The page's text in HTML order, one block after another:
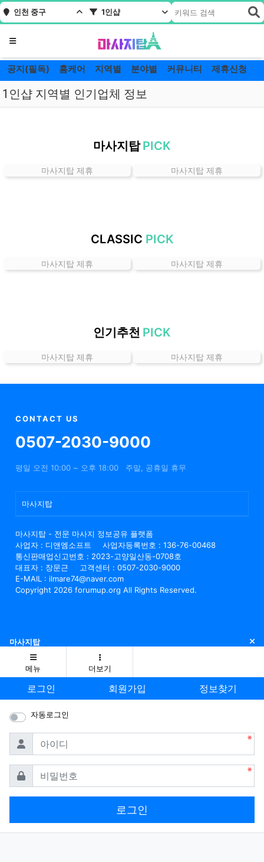
인천 중구 1인샵
메뉴
공지(필독) 홈케어 지역별 분야별 커뮤니티 제휴신청
1인샵 지역별 인기업체 정보
가
정
샵
마사지탑 PICK
마사지탑 제휴 마사지탑 제휴
CLASSIC PICK
마사지탑 제휴 마사지탑 제휴
인기추천 PICK
마사지탑 제휴 마사지탑 제휴
CONTACT US
0507-2030-9000
평일 오전 10:00 ~ 오후 18:00 주말, 공휴일 휴무
마사지탑
마사지탑 - 전문 마사지 정보공유 플랫폼
사업자 : 디앤엠소프트
사업자등록번호 : 136-76-00468
통신판매업신고번호 : 2023-고양일산동-0708호
대표자 : 장문근
고객센터 : 0507-2030-9000
E-MAIL : ilmare74@naver.com
Copyright 2026 forumup.org All Rights Reserved.
마사지탑 닫
메뉴 더보기
로그인 회원가입 정보찾기
자동로그인
아이디
비밀번호
로그인